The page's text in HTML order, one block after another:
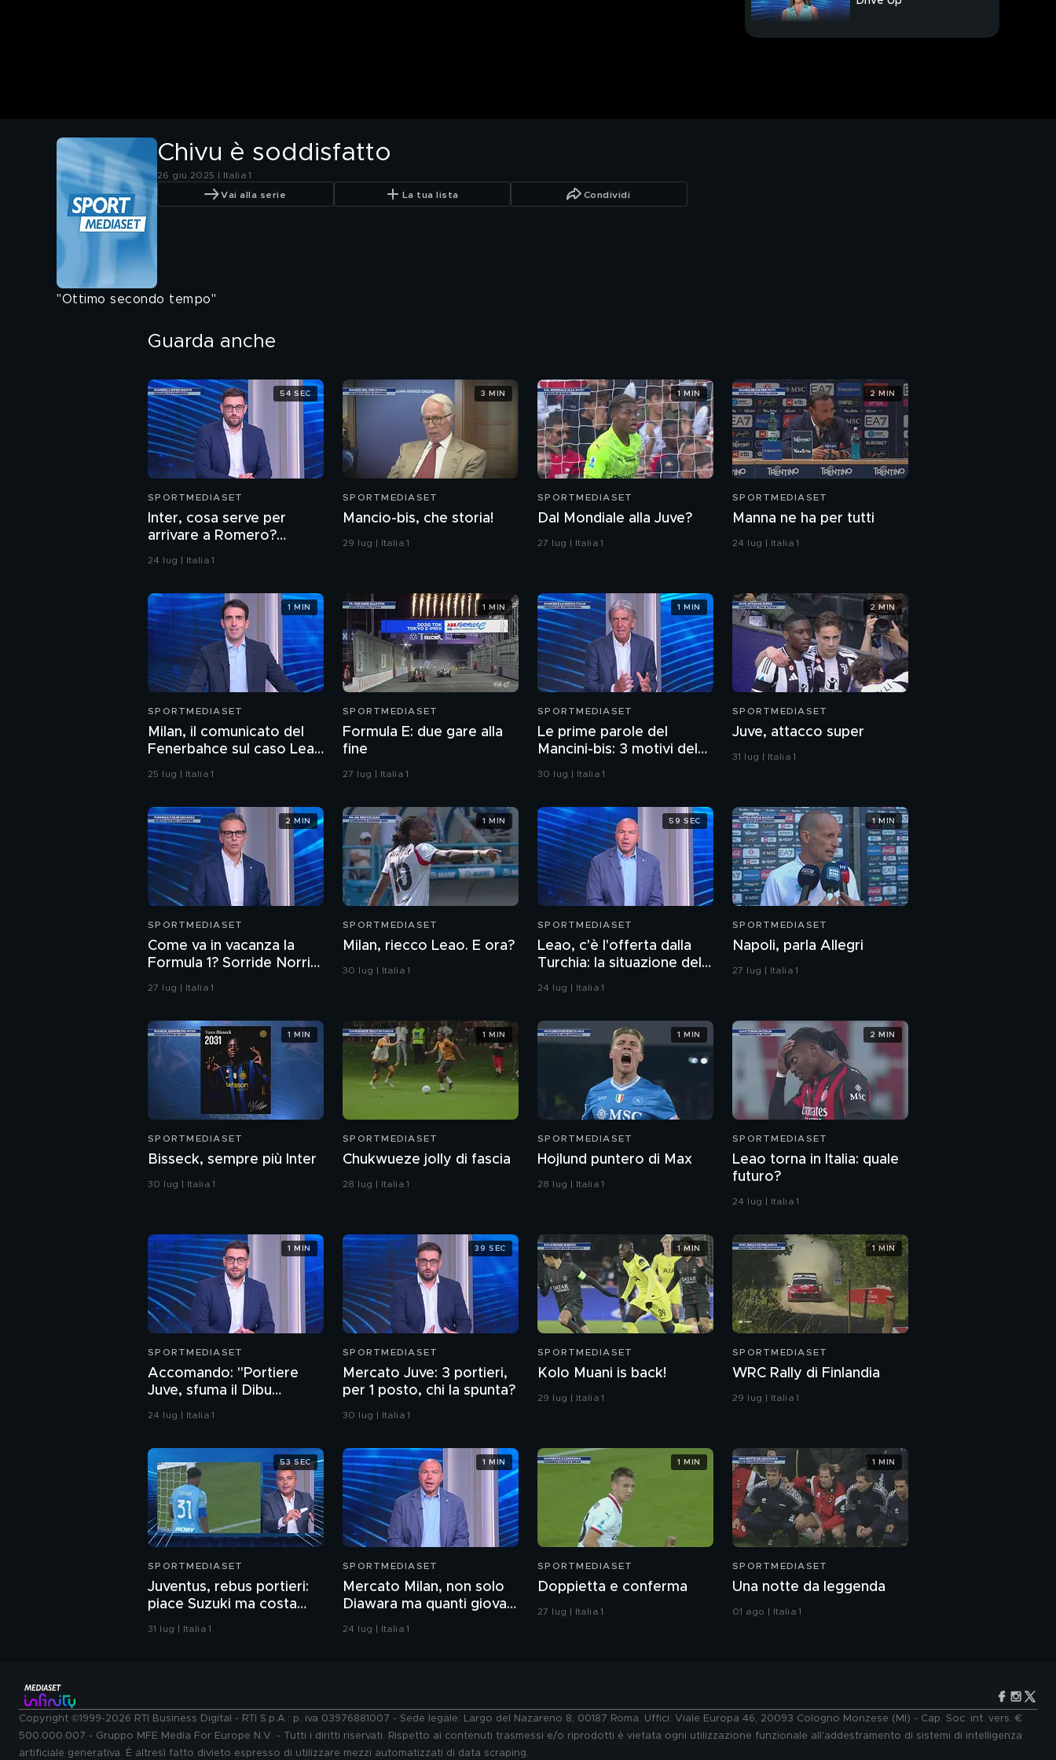
Chivu è soddisfatto
Triumph Speed Triple
1200 RX Limited
Edition
Rally 2025
Il nuovo presidente
Coni
La notte di Seattle
Chivu è soddisfatto
26 giu 2025 | Italia 1
Vai alla serie La tua lista Condividi
"Ottimo secondo tempo"
Guarda anche
SPORTMEDIASET
Inter, cosa serve per
arrivare a Romero?
Intanto c'è l'apertura
24 lug | Italia 1
54 SEC
SPORTMEDIASET
Mancio-bis, che storia!
29 lug | Italia 1
3 MIN
SPORTMEDIASET
Dal Mondiale alla Juve?
27 lug | Italia 1
1 MIN
SPORTMEDIASET
Manna ne ha per tutti
24 lug | Italia 1
2 MIN
SPORTMEDIASET
Milan, il comunicato del
Fenerbahce sul caso Leao
infiamma il mercato
25 lug | Italia 1
1 MIN
SPORTMEDIASET
Formula E: due gare alla
fine
27 lug | Italia 1
1 MIN
SPORTMEDIASET
Le prime parole del
Mancini-bis: 3 motivi del
perché hanno convinto
30 lug | Italia 1
1 MIN
SPORTMEDIASET
Juve, attacco super
31 lug | Italia 1
2 MIN
SPORTMEDIASET
Come va in vacanza la
Formula 1? Sorride Norris,
la Ferrari non vuol fare
27 lug | Italia 1
2 MIN
SPORTMEDIASET
Milan, riecco Leao. E ora?
30 lug | Italia 1
1 MIN
SPORTMEDIASET
Leao, c'è l'offerta dalla
Turchia: la situazione del
portoghese
24 lug | Italia 1
59 SEC
SPORTMEDIASET
Napoli, parla Allegri
27 lug | Italia 1
1 MIN
SPORTMEDIASET
Bisseck, sempre più Inter
30 lug | Italia 1
1 MIN
SPORTMEDIASET
Chukwueze jolly di fascia
28 lug | Italia 1
1 MIN
SPORTMEDIASET
Hojlund puntero di Max
28 lug | Italia 1
1 MIN
SPORTMEDIASET
Leao torna in Italia: quale
futuro?
24 lug | Italia 1
2 MIN
SPORTMEDIASET
Accomando: "Portiere
Juve, sfuma il Dibu
Martinez. Ecco chi è in
24 lug | Italia 1
1 MIN
SPORTMEDIASET
Mercato Juve: 3 portieri,
per 1 posto, chi la spunta?
30 lug | Italia 1
39 SEC
SPORTMEDIASET
Kolo Muani is back!
29 lug | Italia 1
1 MIN
SPORTMEDIASET
WRC Rally di Finlandia
29 lug | Italia 1
1 MIN
SPORTMEDIASET
Juventus, rebus portieri:
piace Suzuki ma costa
troppo
31 lug | Italia 1
53 SEC
SPORTMEDIASET
Mercato Milan, non solo
Diawara ma quanti giovani
di qualità
24 lug | Italia 1
1 MIN
SPORTMEDIASET
Doppietta e conferma
27 lug | Italia 1
1 MIN
SPORTMEDIASET
Una notte da leggenda
01 ago | Italia 1
1 MIN
Copyright ©1999-2026 RTI Business Digital - RTI S.p.A.: p. iva 03976881007 - Sede legale: Largo del Nazareno 8, 00187 Roma. Uffici: Viale Europa 46, 20093 Cologno Monzese (MI) - Cap. Soc. int. vers. €
500.000.007 - Gruppo MFE Media For Europe N.V. - Tutti i diritti riservati. Rispetto ai contenuti trasmessi e/o riprodotti è vietata ogni utilizzazione funzionale all'addestramento di sistemi di intelligenza
artificiale generativa. È altresì fatto divieto espresso di utilizzare mezzi automatizzati di data scraping.